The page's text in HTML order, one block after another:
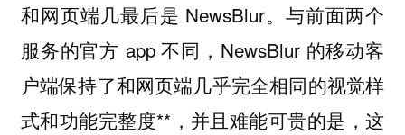
和网页端几最后是 NewsBlur。与前面两个
服务的官方 app 不同，NewsBlur 的移动客
户端保持了和网页端几乎完全相同的视觉样
式和功能完整度**，并且难能可贵的是，这